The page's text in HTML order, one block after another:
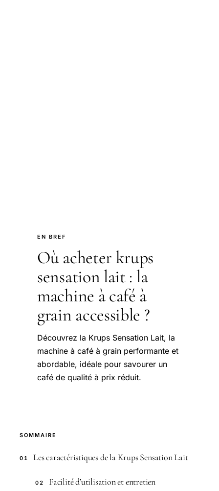
EN BREF
Où acheter krups
sensation lait : la
machine à café à
grain accessible ?
Découvrez la Krups Sensation Lait, la
machine à café à grain performante et
abordable, idéale pour savourer un
café de qualité à prix réduit.
SOMMAIRE
01 Les caractéristiques de la Krups Sensation Lait
02 Facilité d’utilisation et entretien